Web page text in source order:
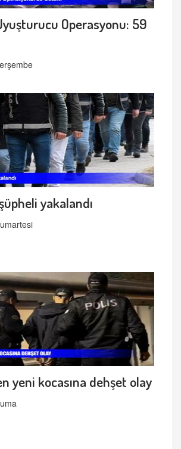
Operasyonu: 59
yakalandı
yeni kocasına dehşet olay